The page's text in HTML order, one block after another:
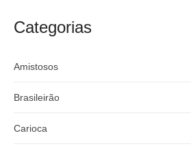
argentino
Categorias
Amistosos
Brasileirão
Carioca